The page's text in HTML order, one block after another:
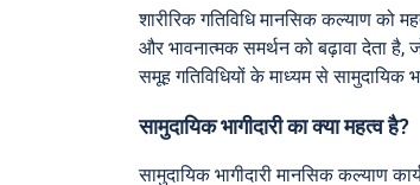
शारीरिक गतिविधि मानसिक कल्याण को
और भावनात्मक समर्थन को बढ़ावा देता
समूह गतिविधियों के माध्यम से
सामुदायिक भागीदारी का क्या महत्व है?
सामुदायिक भागीदारी मानसिक कल्याण